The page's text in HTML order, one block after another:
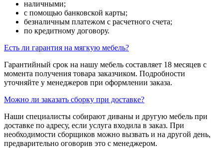
наличными;
с помощью банковской карты;
безналичным платежом с расчетного счета;
по кредитному договору.
Есть ли гарантия на мягкую мебель?
Гарантийный срок на нашу мебель составляет 18 месяцев с
момента получения товара заказчиком. Подробности
уточняйте у менеджеров при оформлении заказа.
Можно ли заказать сборку при доставке?
Наши специалисты собирают диваны и другую мебель при
доставке по адресу, если услуга входила в заказ. При
необходимости сборщиков можно вызвать и на другой день,
предварительно оговорив это с менеджером.